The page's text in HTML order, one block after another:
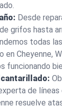
Desde
grifos hasta
todas
en Cheyenne,
funcionando
de líneas
resuelve